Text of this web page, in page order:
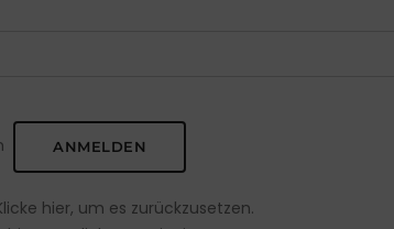
hier, um es zurückzusetzen.